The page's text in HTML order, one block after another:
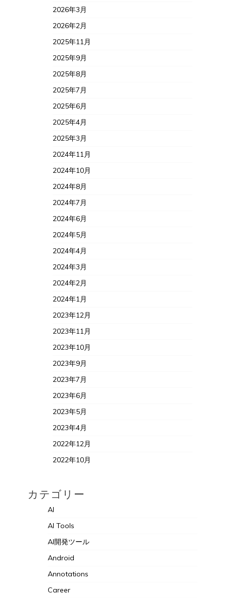
2026年3月
2026年2月
2025年11月
2025年9月
2025年8月
2025年7月
2025年6月
2025年4月
2025年3月
2024年11月
2024年10月
2024年8月
2024年7月
2024年6月
2024年5月
2024年4月
2024年3月
2024年2月
2024年1月
2023年12月
2023年11月
2023年10月
2023年9月
2023年7月
2023年6月
2023年5月
2023年4月
2022年12月
2022年10月
カテゴリー
AI
AI Tools
AI開発ツール
Android
Annotations
Career